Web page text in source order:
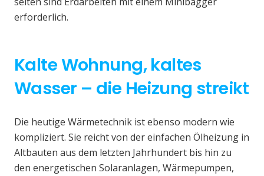
erforderlich.
Kalte Wohnung, kaltes
Wasser – die Heizung streikt
Die heutige Wärmetechnik ist ebenso modern wie
kompliziert. Sie reicht von der einfachen Ölheizung in
Altbauten aus dem letzten Jahrhundert bis hin zu
den energetischen Solaranlagen, Wärmepumpen,